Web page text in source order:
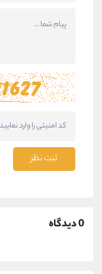
ثبت نظر
0 دیدگاه